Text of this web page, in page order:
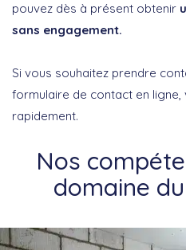
pouvez dès à présent obtenir
sans engagement.
Si vous souhaitez prendre
formulaire de contact en
rapidement.
Nos
domaine